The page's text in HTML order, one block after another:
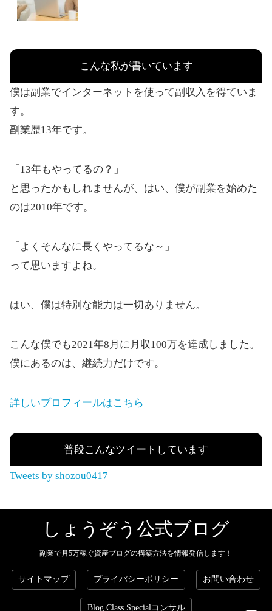
こんな私が書いています
僕は副業でインターネットを使って副収入を得ていま
す。
副業歴13年です。
「13年もやってるの？」
と思ったかもしれませんが、はい、僕が副業を始めた
のは2010年です。
「よくそんなに長くやってるな～」
って思いますよね。
はい、僕は特別な能力は一切ありません。
こんな僕でも2021年8月に月収100万を達成しました。
僕にあるのは、継続力だけです。
詳しいプロフィールはこちら
普段こんなツイートしています
Tweets by shozou0417
しょうぞう公式ブログ
副業で月5万稼ぐ資産ブログの構築方法を情報発信します！
サイトマップ プライバシーポリシー お問い合わせ
Blog Class Specialコンサル